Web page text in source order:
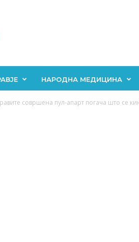
НАРОДНА МЕДИЦИНА
совршена пул-апарт погача што се